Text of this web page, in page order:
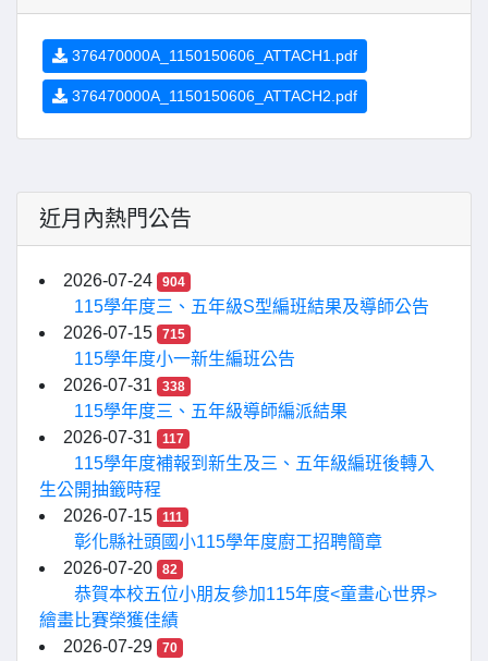
376470000A_1150150606_ATTACH1.pdf
376470000A_1150150606_ATTACH2.pdf
近月內熱門公告
2026-07-24 904
115學年度三、五年級S型編班結果及導師公告
2026-07-15
715
115學年度小一新生編班公告
2026-07-31
338
115學年度三、五年級導師編派結果
2026-07-31
117
115學年度補報到新生及三、五年級編班後轉入
生公開抽籤時程
2026-07-15
111
彰化縣社頭國小115學年度廚工招聘簡章
2026-07-20
82
恭賀本校五位小朋友參加115年度<童畫心世界>
繪畫比賽榮獲佳績
2026-07-29
70